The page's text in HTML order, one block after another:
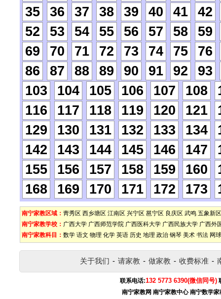
35
36 37 38 39 40 41
42
52
53 54 55 56 57 58
59
69
70 71 72 73 74 75
76
86
87 88 89 90 91 92
93
103
104 105 106 107 108
116
117 118 119 120 121
129
130 131 132 133 134
142
143 144 145 146 147
155
156 157 158 159 160
168
169 170 171 172 173
南宁家教区域： 靑秀区 西乡塘区 江南区 兴宁区 邕宁区 良庆区 武鸣 五象新区
南宁家教学校： 广西大学 广西师范学院 广西医科大学 广西民族大学 广西外
南宁家教科目： 数学 语文 物理 化学 英语 历史 地理 政治 钢琴 美术 书法 网球
关于我们 - 请家教 - 做家教 - 收费标准 -
联系电话:132 5773 6390(微信同号)
南宁家教网 南宁家教中心 南宁数学家